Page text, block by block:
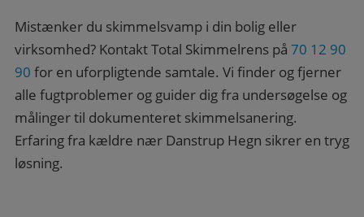
Mistænker du skimmelsvamp i din bolig eller
virksomhed? Kontakt Total Skimmelrens på 70 12 90
90 for en uforpligtende samtale. Vi finder og fjerner
alle fugtproblemer og guider dig fra undersøgelse og
målinger til dokumenteret skimmelsanering.
Erfaring fra kældre nær Danstrup Hegn sikrer en tryg
løsning.